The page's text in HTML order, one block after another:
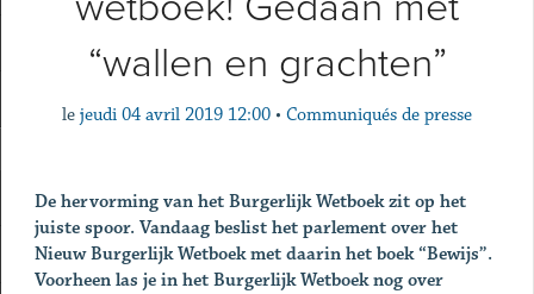
“wallen en grachten”
le jeudi 04 avril 2019 12:00 • Communiqués de presse
De hervorming van het Burgerlijk Wetboek zit op het
juiste spoor. Vandaag beslist het parlement over het
Nieuw Burgerlijk Wetboek met daarin het boek “Bewijs”.
Voorheen las je in het Burgerlijk Wetboek nog over